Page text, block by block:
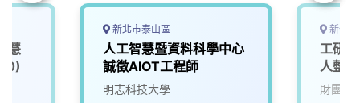
慧
新北市泰山區
人工智慧暨資料科學中心
誠徵AIOT工程師
明志科技大學
新竹
工研
人整
財團法